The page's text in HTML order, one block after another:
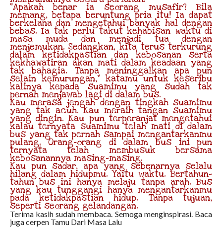
“Apakah benar ia seorang musafir? Bila
memang, betapa beruntung pria itu! Ia dapat
berkelana dan mengetahui banyak hal dengan
bebas. Ia tak perlu takut kehabisan waktu di
masa muda dan menjadi tua dengan
menjemukan. Sedangkan, kita terus terkurung
dalam ketidakpastian dan kebosanan serta
kekhawatiran akan mati dalam keadaan yang
tak bahagia. Tanpa meninggalkan apa pun
selain kemurungan,” katamu untuk keseribu
kalinya kepada suamimu yang sudah tak
pernah menjawab lagi di dalam bus.
Kau merasa jengah dengan tingkah suamimu
yang tak acuh. Kau meraih tangan suamimu
yang dingin. Kau pun terperanjat mengetahui
kalau ternyata suamimu telah mati di dalam
bus yang tak pernah sampai mengantarkanmu
pulang. Orang-orang di dalam bus ini pun
ternyata telah membusuk bersama
kebosanannya masing-masing.
Kau pun sadar, apa yang sebenarnya selalu
hilang dalam hidupmu. Yaitu waktu. Bertahun-
tahun bus ini hanya melaju tanpa arah. Bus
yang kau tunggangi hanya mengantarkanmu
pada ketidakpastian hidup. Tanpa tujuan,
seperti seorang gelandangan.
Terima kasih sudah membaca. Semoga menginspirasi. Baca
juga cerpen Tamu Dari Masa Lalu